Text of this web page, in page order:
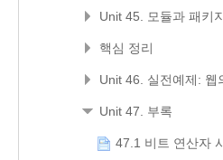
Unit 45. 모듈과 패키
핵심 정리
Unit 46. 실전예제: 웹
Unit 47. 부록
47.1 비트 연산자